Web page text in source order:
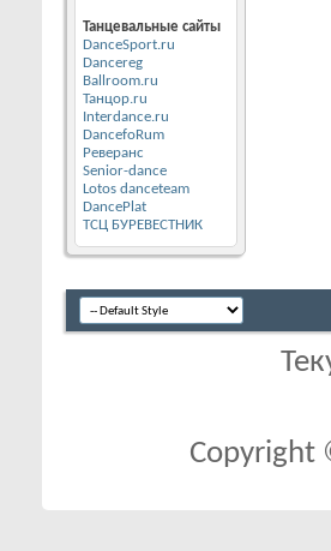
Танцевальные сайты
DanceSport.ru
Dancereg
Ballroom.ru
Танцор.ru
Interdance.ru
DancefoRum
Реверанс
Senior-dance
Lotos danceteam
DancePlat
ТСЦ БУРЕВЕСТНИК
Copyright